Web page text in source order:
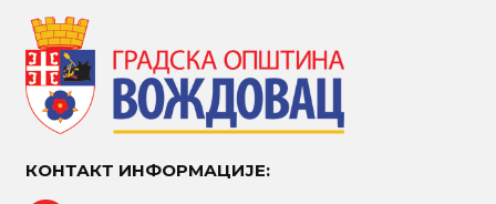
КОНТАКТ ИНФОРМАЦИЈЕ: